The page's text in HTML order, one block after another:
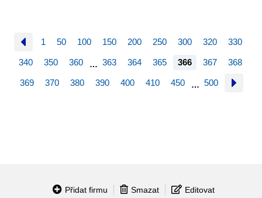
1 50 100 150 200 250 300 320 330
340 350 360 … 363 364 365 366 367 368
369 370 380 390 400 410 450 … 500
Přidat firmu Smazat
Editovat